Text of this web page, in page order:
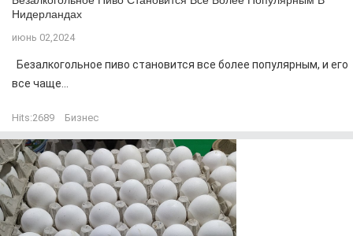
Нидерландах
июнь 02,2024
Безалкогольное пиво становится все более популярным, и его
все чаще...
Hits:2689 Бизнес